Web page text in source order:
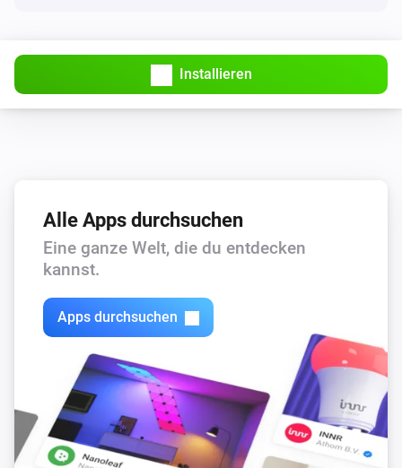
Telldus Bulb
Relatives Dimm-Niveau setzen %
Einschalten
Telldus Switch
Ausschalten
Telldus Switch
Ein- oder ausschalten
Installieren
Alle Apps durchsuchen
Eine ganze Welt, die du entdecken
kannst.
Apps durchsuchen